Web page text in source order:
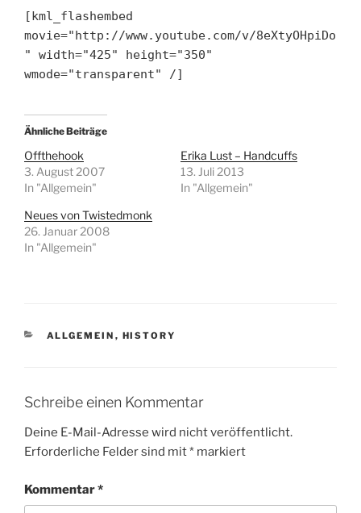
[kml_flashembed
movie="http://www.youtube.com/v/8eXtyOHpiDo
" width="425" height="350"
wmode="transparent" /]
Ähnliche Beiträge
Offthehook
3. August 2007
In "Allgemein"
Erika Lust – Handcuffs
13. Juli 2013
In "Allgemein"
Neues von Twistedmonk
26. Januar 2008
In "Allgemein"
KATEGORIEN
ALLGEMEIN , HISTORY
Schreibe einen Kommentar
Deine E-Mail-Adresse wird nicht veröffentlicht.
Erforderliche Felder sind mit* markiert
Kommentar*